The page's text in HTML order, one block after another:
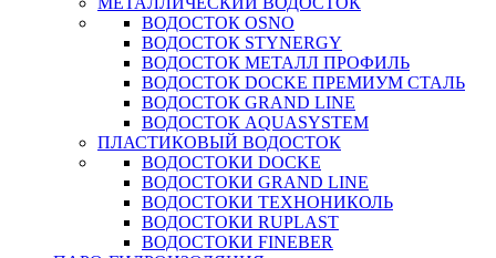
ВОДОСТОК OSNO
ВОДОСТОК STYNERGY
ВОДОСТОК МЕТАЛЛ ПРОФИЛЬ
ВОДОСТОК DOCKE ПРЕМИУМ СТАЛЬ
ВОДОСТОК GRAND LINE
ВОДОСТОК AQUASYSTEM
ПЛАСТИКОВЫЙ ВОДОСТОК
ВОДОСТОКИ DOCKE
ВОДОСТОКИ GRAND LINE
ВОДОСТОКИ ТЕХНОНИКОЛЬ
ВОДОСТОКИ RUPLAST
ВОДОСТОКИ FINEBER